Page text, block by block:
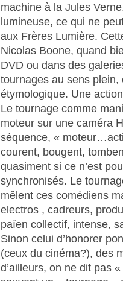
machine à la Jules
lumineuse, ce qui ne
aux Frères Lumière.
Nicolas Boone, quand
DVD ou dans des
tournages au sens
étymologique. Une
Le tournage comme
moteur sur une caméra
séquence, «
courent, bougent,
quasiment si ce n’est
synchronisés. Le
mêlent ces comédiens
electros , cadreurs,
païen collectif, intense,
Sinon celui d’honorer
(ceux du cinéma?), des
d’ailleurs, on ne dit pas